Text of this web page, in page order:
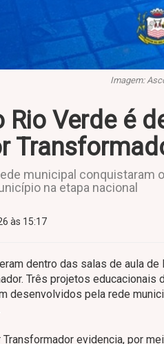
Imagem:
Rio Verde é
municipal conquistaram
na etapa nacional
às 15:17
dentro das salas de aula
Três projetos
desenvolvidos pela rede
Transformador evidencia, por